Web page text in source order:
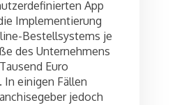
App
Implementierung
Bestellsystems je
des Unternehmens
Euro
In einigen Fällen
jedoch